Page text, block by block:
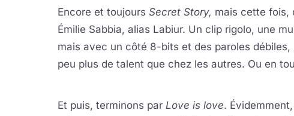
YouTube · le lecteur se
Encore et toujours Secret Story, mais cette fois,
Émilie Sabbia, alias Labiur. Un clip rigolo, une
mais avec un côté 8-bits et des paroles
peu plus de talent que chez les autres. Ou en
YouTube · le lecteur se
Et puis, terminons par Love is love.